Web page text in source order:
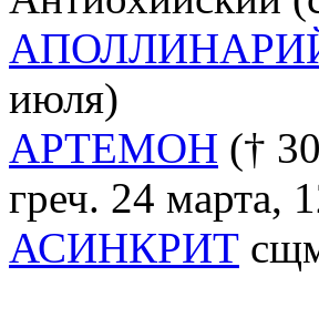
июля)
АРТЕМОН (†
греч. 24 марта,
АСИНКРИТ